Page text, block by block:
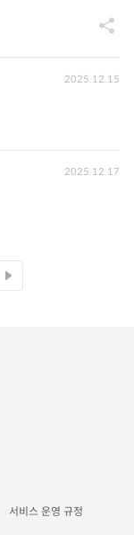
2025.12.15
2025.12.17
서비스 운영 규정